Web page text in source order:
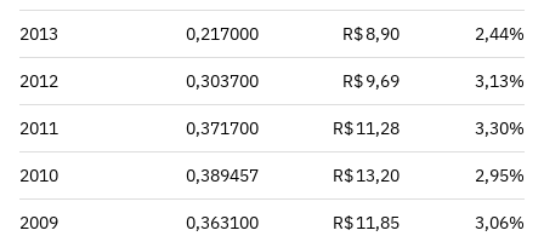
2013 0,217000 R$ 8,90 2,44%
2012 0,303700 R$ 9,69 3,13%
2011 0,371700 R$ 11,28 3,30%
2010 0,389457 R$ 13,20 2,95%
2009 0,363100 R$ 11,85 3,06%